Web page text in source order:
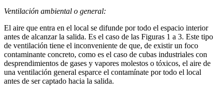
Ventilación ambiental o general:
El aire que entra en el local se difunde por todo el espacio interior
antes de alcanzar la salida. Es el caso de las Figuras 1 a 3. Este tipo
de ventilación tiene el inconveniente de que, de existir un foco
contaminante concreto, como es el caso de cubas industriales con
desprendimientos de gases y vapores molestos o tóxicos, el aire de
una ventilación general esparce el contamínate por todo el local
antes de ser captado hacia la salida.